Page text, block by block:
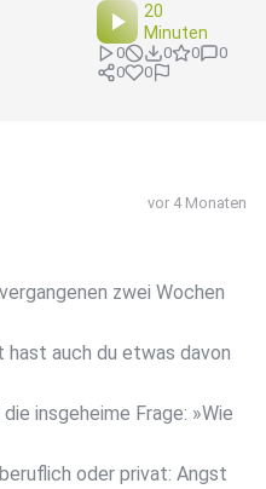
20
Minuten
0 0 0
0
0
0
vor 4 Monaten
zwei Wochen
hast auch du etwas davon
insgeheime Frage: »Wie
oder privat: Angst